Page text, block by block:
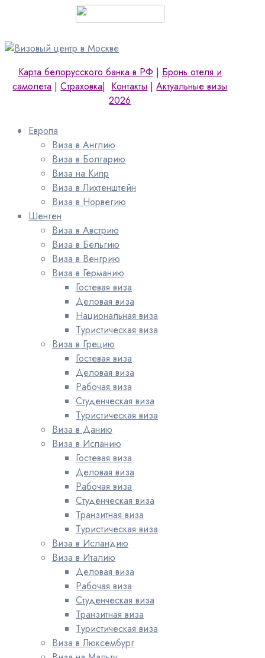
Карта белорусского банка в РФ | Бронь отеля и
самолета |Страховка| Контакты |Актуальные визы
2026
Европа
Виза в Англию
Виза в Болгарию
Виза на Кипр
Виза в Лихтенштейн
Виза в Норвегию
Шенген
Виза в Австрию
Виза в Бельгию
Виза в Венгрию
Виза в Германию
Гостевая виза
Деловая виза
Национальная виза
Туристическая виза
Виза в Грецию
Гостевая виза
Деловая виза
Рабочая виза
Студенческая виза
Туристическая виза
Виза в Данию
Виза в Испанию
Гостевая виза
Деловая виза
Рабочая виза
Студенческая виза
Транзитная виза
Туристическая виза
Виза в Исландию
Виза в Италию
Деловая виза
Рабочая виза
Студенческая виза
Транзитная виза
Туристическая виза
Виза в Люксембург